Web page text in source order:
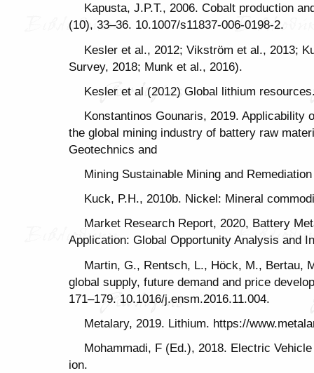
Kapusta, J.P.T., 2006. Cobalt production
(10), 33–36. 10.1007/s11837-006-0198-2.
Kesler et al., 2012; Vikström et al., 2013;
Survey, 2018; Munk et al., 2016).
Kesler et al (2012) Global lithium
Konstantinos Gounaris, 2019. Applicability
the global mining industry of battery raw
Geotechnics and
Mining Sustainable Mining and
Kuck, P.H., 2010b. Nickel: Mineral
Market Research Report, 2020, Battery
Application: Global Opportunity Analysis and
Martin, G., Rentsch, L., Höck, M., Bertau,
global supply, future demand and price
171–179. 10.1016/j.ensm.2016.11.004.
Metalary, 2019. Lithium. https://
Mohammadi, F (Ed.), 2018. Electric
ion.